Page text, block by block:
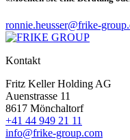
ronnie.heusser@frike-
Kontakt
Fritz Keller Holding AG
Auenstrasse 11
8617 Mönchaltorf
+41 44 949 21 11
info@frike-group.com